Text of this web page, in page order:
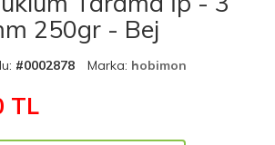
250gr - Bej
#0002878 Marka: hobimon
TL